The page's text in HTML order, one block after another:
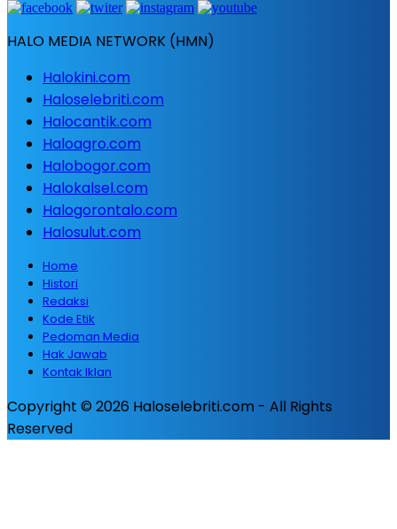
HALO MEDIA NETWORK (HMN)
Halokini.com
Haloselebriti.com
Halocantik.com
Haloagro.com
Halobogor.com
Halokalsel.com
Halogorontalo.com
Halosulut.com
Home
Histori
Redaksi
Kode Etik
Pedoman Media
Hak Jawab
Kontak Iklan
Copyright © 2026 Haloselebriti.com - All Rights
Reserved